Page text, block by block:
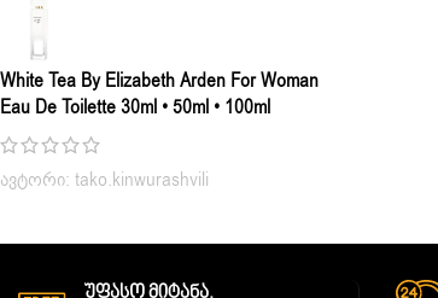
White Tea By Elizabeth Arden For Woman
Eau De Toilette 30ml • 50ml • 100ml
ავტორი: tako.kinwurashvili
Უფასო Მიტანა.